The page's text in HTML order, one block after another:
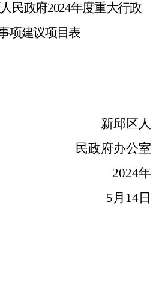
民政府2024年度重大行政
项建议项目表
新邱区人
民政府办公室
2024年
5月 14日